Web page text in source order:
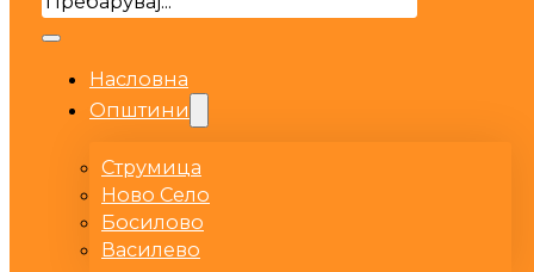
Насловна
Општини
Струмица
Ново Село
Босилово
Василево